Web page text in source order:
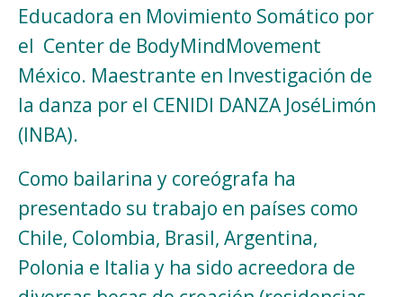
Educadora en Movimiento Somático por
el Center de BodyMindMovement
México. Maestrante en Investigación de
la danza por el CENIDI DANZA JoséLimón
(INBA).
Como bailarina y coreógrafa ha
presentado su trabajo en países como
Chile, Colombia, Brasil, Argentina,
Polonia e Italia y ha sido acreedora de